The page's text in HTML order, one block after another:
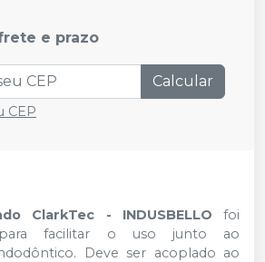
e prazo
Calcular
CEP
ClarkTec - INDUSBELLO foi
para facilitar o uso junto ao
Deve ser acoplado ao